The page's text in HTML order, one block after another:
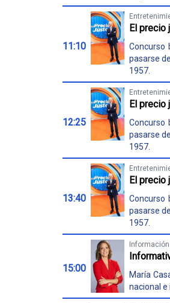
11:10
El precio
Concurso
pasarse
1957.
12:25
El precio
Concurso
pasarse
1957.
13:40
El precio
Concurso
pasarse
1957.
15:00
María
nacional e